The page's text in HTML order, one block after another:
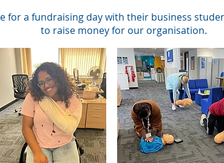
for a fundraising day with their business
to raise money for our organisation.